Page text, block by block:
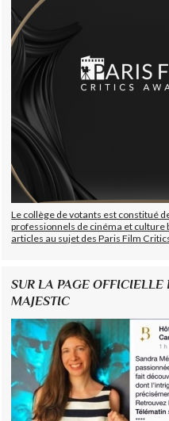
Le collège de votants est constitué
professionnels de cinéma et culture
articles au sujet des Paris Film
SUR LA PAGE
MAJESTIC